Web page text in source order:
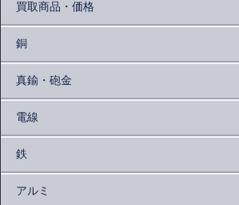
買取商品・価格
銅
真鍮・砲金
電線
鉄
アルミ